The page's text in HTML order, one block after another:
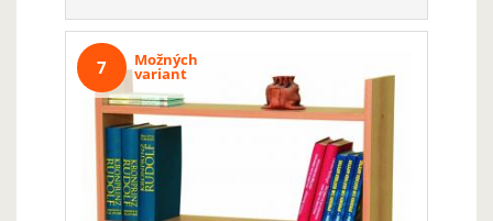
Možných
variant
7